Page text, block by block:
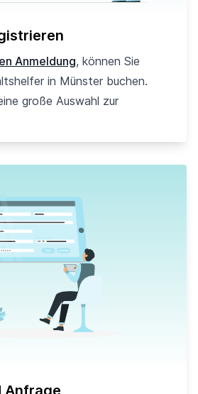
Anmeldung, können Sie
in Münster buchen.
große Auswahl zur
Anfrage